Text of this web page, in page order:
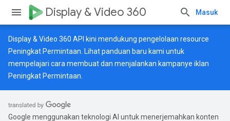
Display & Video 360 Masuk
Display & Video 360 API kini mendukung pengelolaan resource
Peningkat Permintaan. Lihatpanduan baru kami untuk
mempelajari cara membuat dan menjalankan kampanye iklan
Peningkat Permintaan.
Google menggunakan teknologi AI untuk menerjemahkan konten